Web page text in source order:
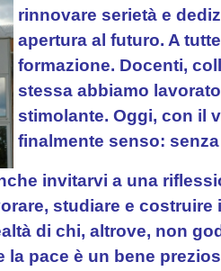
rinnovare serietà e
apertura al futuro. A
formazione. Docenti,
stessa abbiamo
stimolante. Oggi, con il
finalmente senso:
invitarvi a una
studiare e
di chi, altrove, non
la pace è un bene